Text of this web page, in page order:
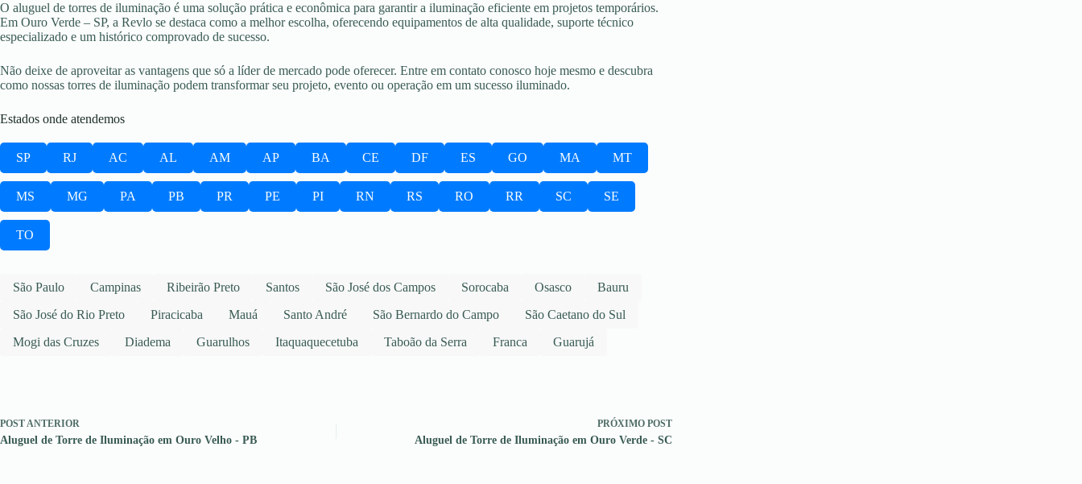
O aluguel de torres de iluminação é uma solução prática e econômica para garantir a iluminação eficiente em projetos temporários.
Em Ouro Verde – SP, a Revlo se destaca como a melhor escolha, oferecendo equipamentos de alta qualidade, suporte técnico
especializado e um histórico comprovado de sucesso.
Não deixe de aproveitar as vantagens que só a líder de mercado pode oferecer. Entre em contato conosco hoje mesmo e descubra
como nossas torres de iluminação podem transformar seu projeto, evento ou operação em um sucesso iluminado.
Estados onde atendemos
SP RJ AC AL AM AP BA CE DF ES GO MA MT
MS MG PA PB PR PE PI RN RS RO RR SC SE
TO
São Paulo Campinas Ribeirão Preto Santos São José dos Campos Sorocaba Osasco
Bauru
São José do Rio Preto
Piracicaba Mauá Santo André São Bernardo do Campo
São Caetano do Sul
Mogi das Cruzes
Diadema Guarulhos Itaquaquecetuba Taboão da Serra Franca Guarujá
POSTANTERIOR
Aluguel de Torre de Iluminação em Ouro Velho - PB
PRÓXIMO POST
Aluguel de Torre de Iluminação em Ouro Verde - SC